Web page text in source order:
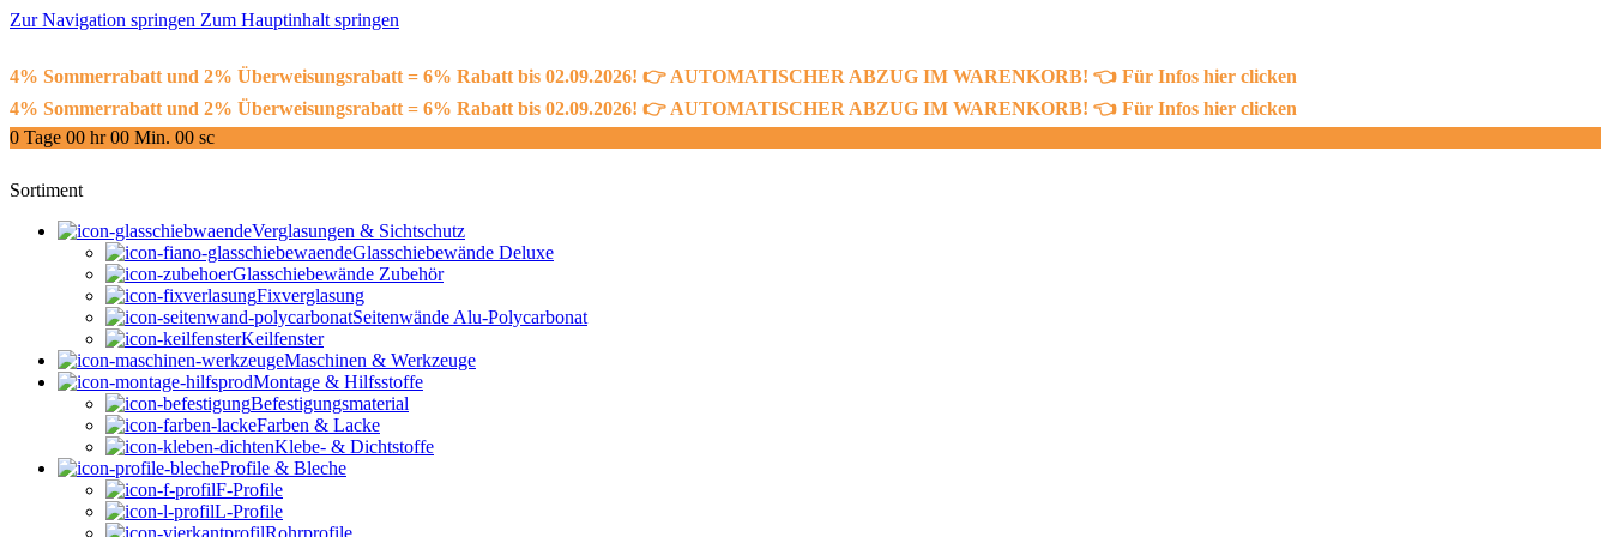
Zur Navigation springen Zum Hauptinhalt springen
4% Sommerrabatt und 2% Überweisungsrabatt = 6% Rabatt bis 02.09.2026! 👉 AUTOMATISCHER ABZUG IM WARENKORB! 👈 Für Infos hier clicken
4% Sommerrabatt und 2% Überweisungsrabatt = 6% Rabatt bis 02.09.2026! 👉 AUTOMATISCHER ABZUG IM WARENKORB! 👈 Für Infos hier clicken
0 Tage 00 hr00 Min. 00 sc
Sortiment
Verglasungen & Sichtschutz
Glasschiebewände Deluxe
Glasschiebewände Zubehör
Fixverglasung
Seitenwände Alu-Polycarbonat
Keilfenster
Maschinen & Werkzeuge
Montage & Hilfsstoffe
Befestigungsmaterial
Farben & Lacke
Klebe- & Dichtstoffe
Profile & Bleche
F-Profile
L-Profile
Rohrprofile